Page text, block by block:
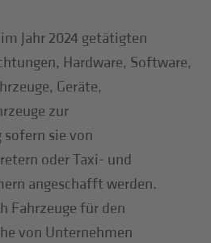
Jahr 2024 getätigten
Hardware, Software,
Geräte,
zur
sie von
oder Taxi- und
angeschafft werden.
Fahrzeuge für den
von Unternehmen